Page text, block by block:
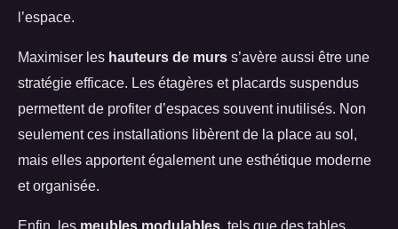
l’espace.
Maximiser les hauteurs de murs s’avère aussi être une
stratégie efficace. Les étagères et placards suspendus
permettent de profiter d’espaces souvent inutilisés. Non
seulement ces installations libèrent de la place au sol,
mais elles apportent également une esthétique moderne
et organisée.
Enfin, les meubles modulables, tels que des tables